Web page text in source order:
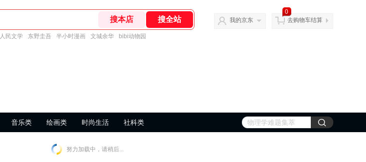
人民文学 东野圭吾 半小时漫画 文城余华 bibi动物园
我的京东
0
去购物车结算
音乐类 绘画类 时尚生活 社科类
努力加载中，请稍后...